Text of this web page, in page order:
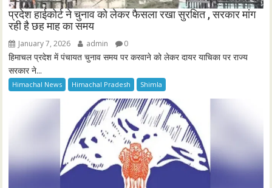
प्रदेश हाईकोर्ट ने चुनाव को लेकर फैसला रखा सुरक्षित , सरकार मांग
रही है छह माह का समय
January 7, 2026 admin 0
हिमाचल प्रदेश में पंचायत चुनाव समय पर करवाने को लेकर दायर याचिका पर राज्य
सरकार ने...
Himachal News Himachal Pradesh Shimla